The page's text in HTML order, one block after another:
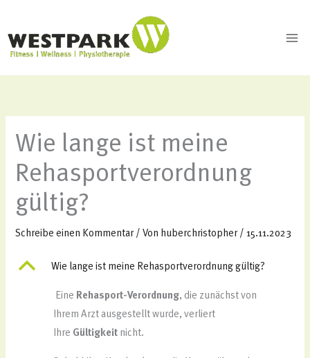
springen
Wie lange ist meine
Rehasportverordnung
gültig?
Schreibe einen Kommentar / Von huberchristopher /15.11.2023
B Wie lange ist meine Rehasportverordnung gültig?
Eine Rehasport-Verordnung, die zunächst von
Ihrem Arzt ausgestellt wurde, verliert
Ihre Gültigkeit nicht.